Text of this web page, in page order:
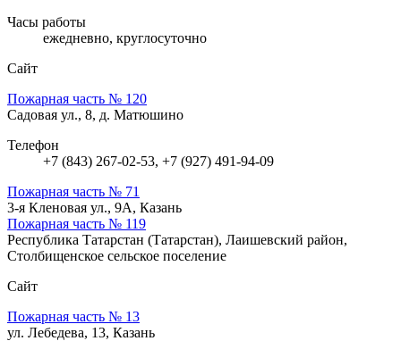
Часы работы
ежедневно, круглосуточно
Сайт
Пожарная часть № 120
Садовая ул., 8, д. Матюшино
Телефон
+7 (843) 267-02-53, +7 (927) 491-94-09
Пожарная часть № 71
3-я Кленовая ул., 9А, Казань
Пожарная часть № 119
Республика Татарстан (Татарстан), Лаишевский район,
Столбищенское сельское поселение
Сайт
Пожарная часть № 13
ул. Лебедева, 13, Казань